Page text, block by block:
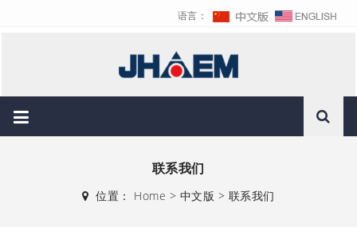
语言：
联系我们
位置： Home > 中文版 > 联系我们